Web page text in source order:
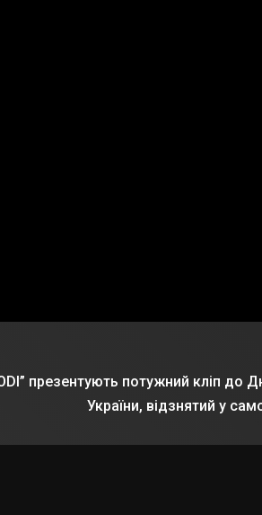
презентують потужний кліп до
України, відзнятий у